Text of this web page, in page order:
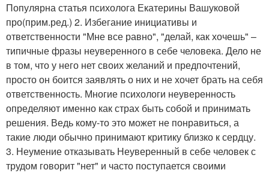
Популярна статья психолога Екатерины Вашуковой
про(прим.ред.) 2. Избегание инициативы и
ответственности "Мне все равно", "делай, как хочешь" –
типичные фразы неуверенного в себе человека. Дело не
в том, что у него нет своих желаний и предпочтений,
просто он боится заявлять о них и не хочет брать на себя
ответственность. Многие психологи неуверенность
определяют именно как страх быть собой и принимать
решения. Ведь кому-то это может не понравиться, а
такие люди обычно принимают критику близко к сердцу.
3. Неумение отказывать Неуверенный в себе человек с
трудом говорит "нет" и часто поступается своими